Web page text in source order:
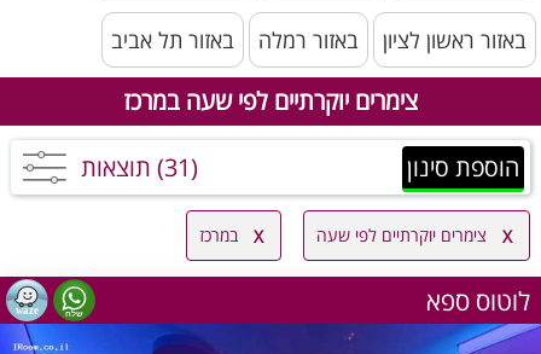
באזור ראשון לציון באזור רמלה באזור תל אביב
צימרים יוקרתיים לפי שעה במרכז
הוספת סינון (31) תוצאות
צימרים יוקרתיים לפי שעה במרכז
לוטוס ספא